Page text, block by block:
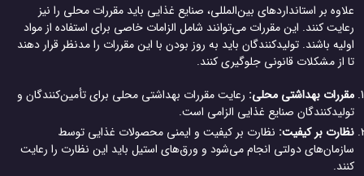
علاوه بر استانداردهای بین‌المللی، صنایع غذایی باید مقررات محلی را نیز
رعایت کنند. این مقررات می‌توانند شامل الزامات خاصی برای استفاده از مواد
اولیه باشند. تولیدکنندگان باید به روز بودن با این مقررات را مدنظر قرار دهند
تا از مشکلات قانونی جلوگیری کنند.
مقررات بهداشتی محلی: رعایت مقررات بهداشتی محلی برای تأمین‌کنندگان و
تولیدکنندگان صنایع غذایی الزامی است.
نظارت بر کیفیت: نظارت بر کیفیت و ایمنی محصولات غذایی توسط
سازمان‌های دولتی انجام می‌شود و ورق‌های استیل باید این نظارت را رعایت
کنند.